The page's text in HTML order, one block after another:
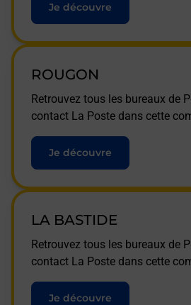
Je découvre
ROUGON
Retrouvez tous les bureaux de
contact La Poste dans cette
Je découvre
LA BASTIDE
Retrouvez tous les bureaux de
contact La Poste dans cette
Je découvre